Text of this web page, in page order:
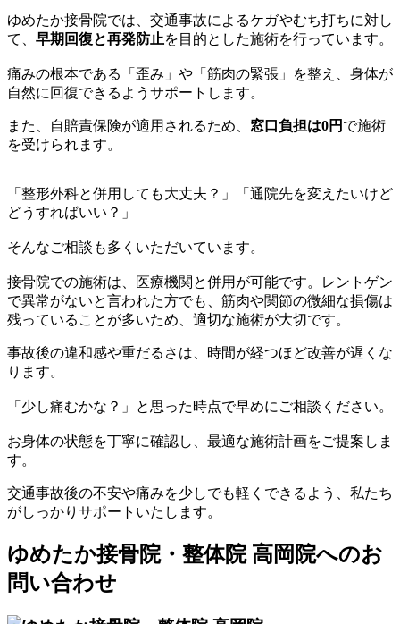
ゆめたか接骨院では、交通事故によるケガやむち打ちに対し
て、 早期回復と再発防止を目的とした施術を行っています。
痛みの根本である「歪み」や「筋肉の緊張」を整え、身体が
自然に回復できるようサポートします。
また、自賠責保険が適用されるため、 窓口負担は0円 で施術
を受けられます。
「整形外科と併用しても大丈夫？」「通院先を変えたいけど
どうすればいい？」
そんなご相談も多くいただいています。
接骨院での施術は、医療機関と併用が可能です。レントゲン
で異常がないと言われた方でも、筋肉や関節の微細な損傷は
残っていることが多いため、適切な施術が大切です。
事故後の違和感や重だるさは、時間が経つほど改善が遅くな
ります。
「少し痛むかな？」と思った時点で早めにご相談ください。
お身体の状態を丁寧に確認し、最適な施術計画をご提案しま
す。
交通事故後の不安や痛みを少しでも軽くできるよう、私たち
がしっかりサポートいたします。
ゆめたか接骨院・整体院 高岡院へのお
問い合わせ